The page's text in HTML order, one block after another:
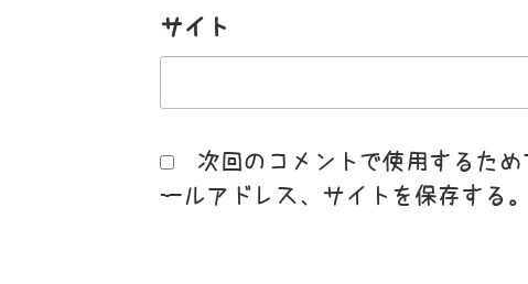
サイト
次回のコメントで使用するた
ールアドレス、サイトを保存する。